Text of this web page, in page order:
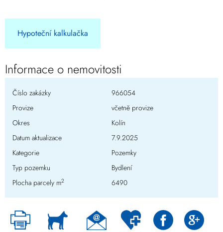
Hypoteční kalkulačka
Informace o nemovitosti
Číslo zakázky
966054
Provize
včetně provize
Okres
Kolín
Datum aktualizace
7.9.2025
Kategorie
Pozemky
Typ pozemku
Bydlení
Plocha parcely m2 6490